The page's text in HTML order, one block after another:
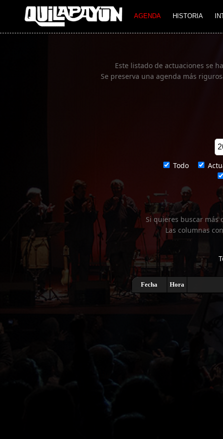
AGENDA HISTORIA
Imagen 01
Este listado de actuaciones se
Se preserva una agenda más
Todo
Si quieres buscar más
Las columnas
Fecha Hora